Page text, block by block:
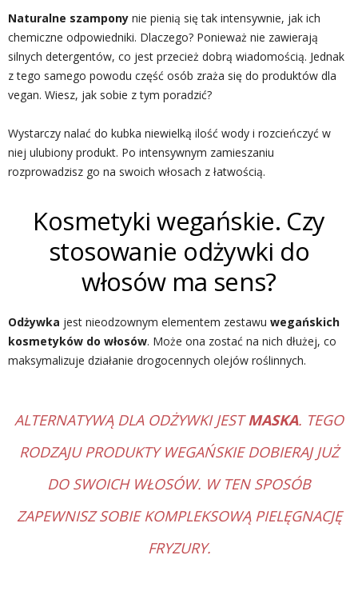
Naturalne szampony nie pienią się tak intensywnie, jak ich
chemiczne odpowiedniki. Dlaczego? Ponieważ nie zawierają
silnych detergentów, co jest przecież dobrą wiadomością. Jednak
z tego samego powodu część osób zraża się do produktów dla
vegan. Wiesz, jak sobie z tym poradzić?
Wystarczy nalać do kubka niewielką ilość wody i rozcieńczyć w
niej ulubiony produkt. Po intensywnym zamieszaniu
rozprowadzisz go na swoich włosach z łatwością.
Kosmetyki wegańskie. Czy
stosowanie odżywki do
włosów ma sens?
Odżywka jest nieodzownym elementem zestawu wegańskich
kosmetyków do włosów. Może ona zostać na nich dłużej, co
maksymalizuje działanie drogocennych olejów roślinnych.
ALTERNATYWĄ DLA ODŻYWKI JESTMASKA. TEGO
RODZAJU PRODUKTY WEGAŃSKIE DOBIERAJ JUŻ
DO SWOICH WŁOSÓW. W TEN SPOSÓB
ZAPEWNISZ SOBIE KOMPLEKSOWĄ PIELĘGNACJĘ
FRYZURY.